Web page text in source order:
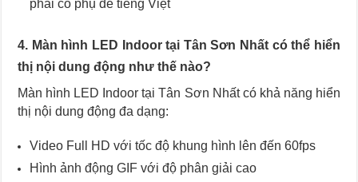
phải có phụ đề tiếng Việt
4. Màn hình LED Indoor tại Tân Sơn Nhất có thể hiển
thị nội dung động như thế nào?
Màn hình LED Indoor tại Tân Sơn Nhất có khả năng hiển
thị nội dung động đa dạng:
Video Full HD với tốc độ khung hình lên đến 60fps
Hình ảnh động GIF với độ phân giải cao